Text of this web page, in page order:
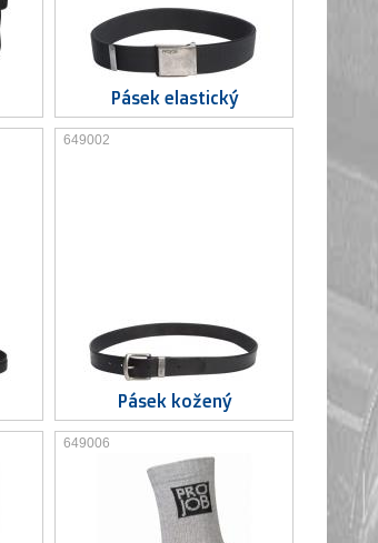
Pásek elastický
649002
Pásek kožený
649006